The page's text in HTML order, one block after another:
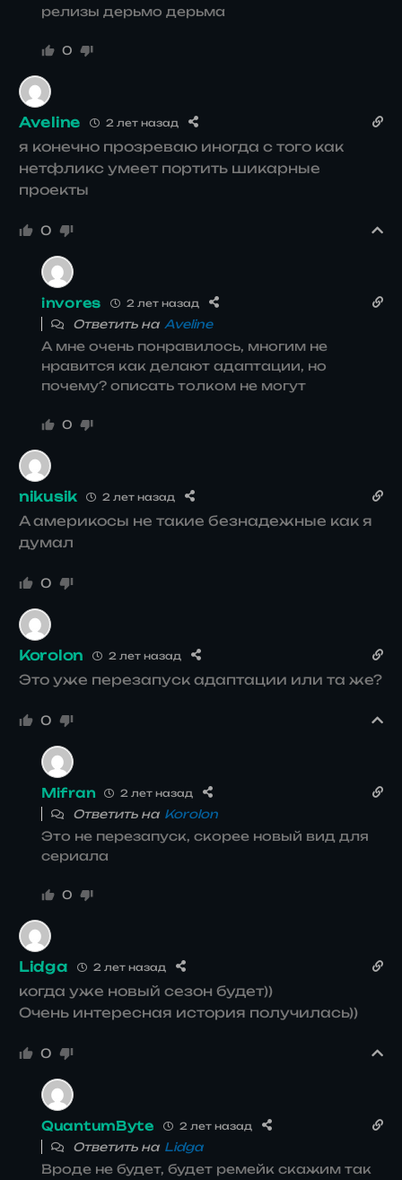
релизы дерьмо дерьма
0
Aveline 2 лет назад
я конечно прозреваю иногда с того как
нетфликс умеет портить шикарные
проекты
0
invores 2 лет назад
Ответить на Aveline
А мне очень понравилось, многим не
нравится как делают адаптации, но
почему? описать толком не могут
0
nikusik 2 лет назад
А америкосы не такие безнадежные как я
думал
0
Korolon 2 лет назад
Это уже перезапуск адаптации или та же?
0
Mifran 2 лет назад
Ответить на Korolon
Это не перезапуск, скорее новый вид для
сериала
0
Lidga 2 лет назад
когда уже новый сезон будет))
Очень интересная история получилась))
0
QuantumByte 2 лет назад
Ответить на Lidga
Вроде не будет, будет ремейк скажим так